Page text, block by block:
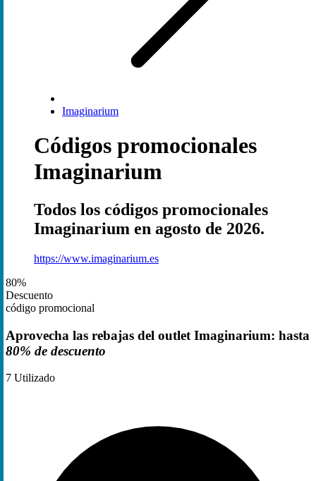
Imaginarium
Códigos promocionales
Imaginarium
Todos los códigos promocionales
Imaginarium en agosto de 2026.
https://www.imaginarium.es
80%
Descuento
código promocional
Aprovecha las rebajas del outlet Imaginarium: hasta
80% de descuento
7 Utilizado